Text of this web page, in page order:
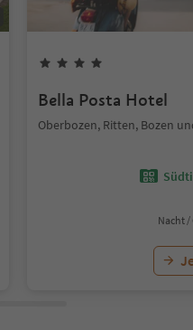
Bella Posta Hotel
Oberbozen, Ritten, Bozen
Nacht /